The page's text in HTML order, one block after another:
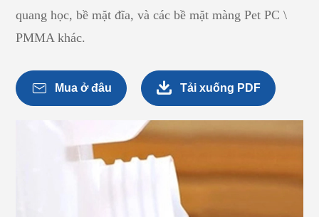
quang học, bề mặt đĩa, và các bề mặt màng Pet PC \
PMMA khác.
 Mua ở đâu  Tải xuống PDF